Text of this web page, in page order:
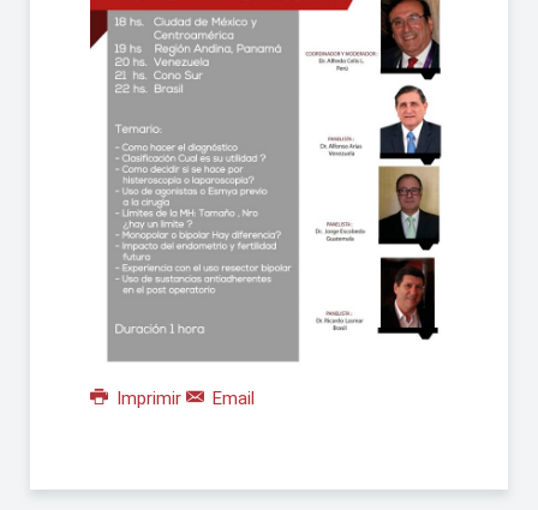
Imprimir Email